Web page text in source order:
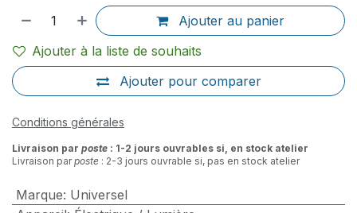
Ajouter au panier
Ajouter pour comparer
Ajouter à la liste de souhaits
Conditions générales
Livraison par poste : 1-2 jours ouvrables si, en stock atelier
Livraison parposte : 2-3 jours ouvrable si, pas en stock atelier
Marque: Universel